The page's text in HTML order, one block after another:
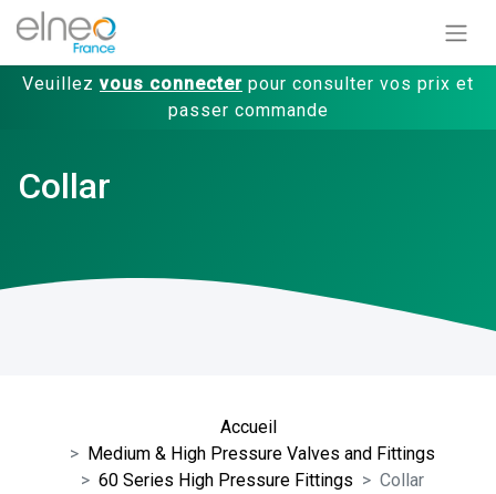
Veuillez vous connecter pour consulter vos prix et
passer commande
Collar
Accueil
Medium & High Pressure Valves and Fittings
60 Series High Pressure Fittings
Collar